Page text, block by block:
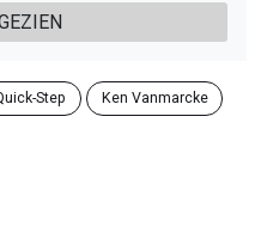
Step Ken Vanmarcke